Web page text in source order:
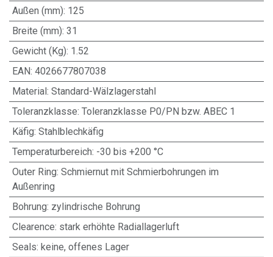
Außen (mm): 125
Breite (mm): 31
Gewicht (Kg): 1.52
EAN: 4026677807038
Material: Standard-Wälzlagerstahl
Toleranzklasse: Toleranzklasse P0/PN bzw. ABEC 1
Käfig: Stahlblechkäfig
Temperaturbereich: -30 bis +200 °C
Outer Ring: Schmiernut mit Schmierbohrungen im
Außenring
Bohrung: zylindrische Bohrung
Clearence: stark erhöhte Radiallagerluft
Seals: keine, offenes Lager